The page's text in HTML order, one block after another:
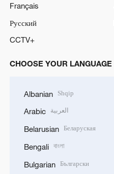
Français
Русский
CCTV+
CHOOSE YOUR LANGUAGE
Albanian Shqip
Arabic العربية
Belarusian Беларуская
Bengali বাংলা
Bulgarian Български